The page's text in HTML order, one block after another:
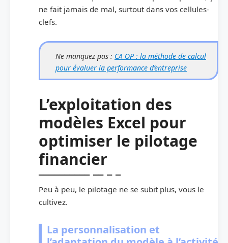
ne fait jamais de mal, surtout dans vos cellules-
clefs.
Ne manquez pas : CA OP : la méthode de calcul
pour évaluer la performance d’entreprise
L’exploitation des
modèles Excel pour
optimiser le pilotage
financier
Peu à peu, le pilotage ne se subit plus, vous le
cultivez.
La personnalisation et